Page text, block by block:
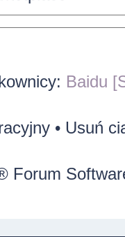
Baidu
• Usuń
Forum